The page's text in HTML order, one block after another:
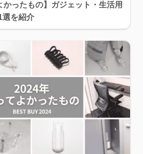
かったもの】ガジェット・生活用
選を紹介